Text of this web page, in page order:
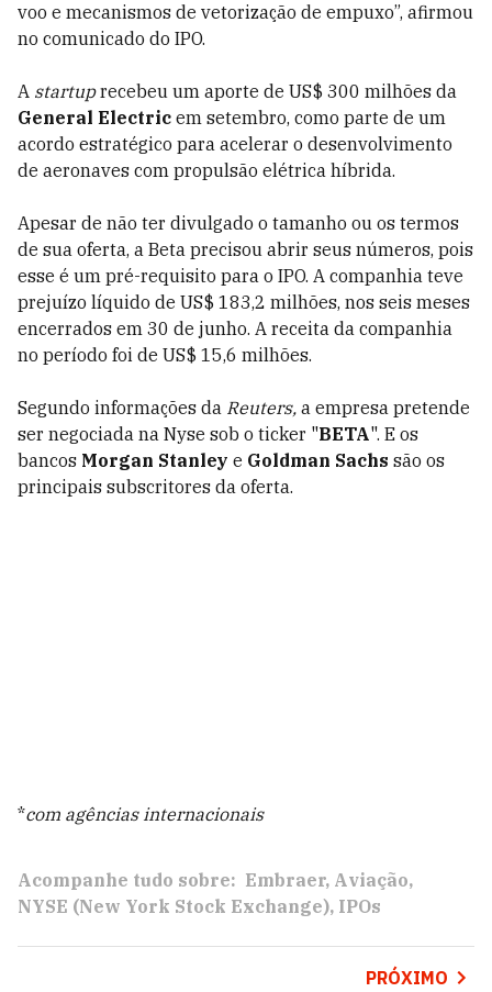
voo e mecanismos de vetorização de empuxo”, afirmou
no comunicado do IPO.
A startuprecebeu um aporte de US$ 300 milhões da
General Electric em setembro, como parte de um
acordo estratégico para acelerar o desenvolvimento
de aeronaves com propulsão elétrica híbrida.
Apesar de não ter divulgado o tamanho ou os termos
de sua oferta, a Beta precisou abrir seus números, pois
esse é um pré-requisito para o IPO. A companhia teve
prejuízo líquido de US$ 183,2 milhões, nos seis meses
encerrados em 30 de junho. A receita da companhia
no período foi de US$ 15,6 milhões.
Segundo informações da Reuters, a empresa pretende
ser negociada na Nyse sob o ticker "BETA". E os
bancos Morgan Stanley e Goldman Sachs são os
principais subscritores da oferta.
*com agências internacionais
Acompanhe tudo sobre: Embraer Aviação
NYSE (New York Stock Exchange) IPOs
PRÓXIMO